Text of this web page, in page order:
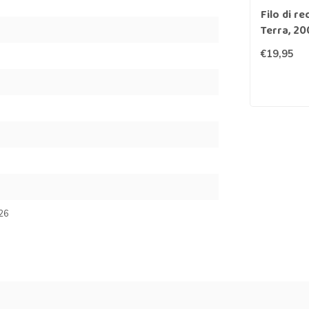
Filo di
Terra,
€19,95